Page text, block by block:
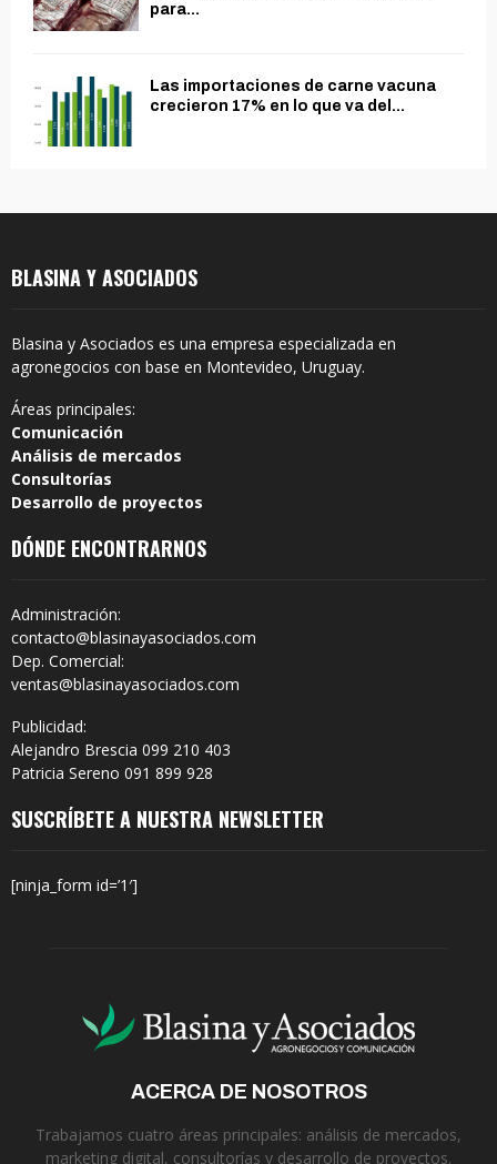
para...
Las importaciones de carne vacuna
crecieron 17% en lo que va del...
BLASINA Y ASOCIADOS
Blasina y Asociados es una empresa especializada en
agronegocios con base en Montevideo, Uruguay.
Áreas principales:
Comunicación
Análisis de mercados
Consultorías
Desarrollo de proyectos
DÓNDE ENCONTRARNOS
Administración:
contacto@blasinayasociados.com
Dep. Comercial:
ventas@blasinayasociados.com
Publicidad:
Alejandro Brescia 099 210 403
Patricia Sereno 091 899 928
SUSCRÍBETE A NUESTRA NEWSLETTER
[ninja_form id=’1′]
ACERCA DE NOSOTROS
Trabajamos cuatro áreas principales: análisis de mercados,
marketing digital, consultorías y desarrollo de proyectos.